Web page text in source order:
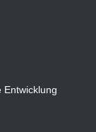
Entwicklung